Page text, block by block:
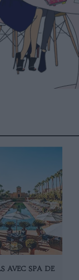
AVEC SPA DE